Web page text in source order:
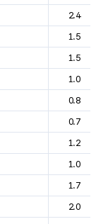
2.4
1.5
1.5
1.0
0.8
0.7
1.2
1.0
1.7
2.0